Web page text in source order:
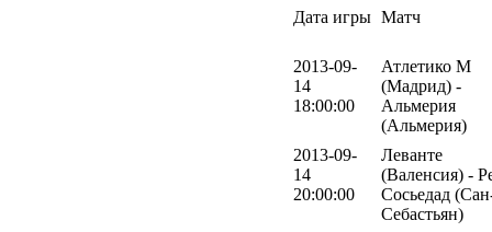
Дата игры Матч
2013-09-
14
18:00:00
Атлетико М
(Мадрид) -
Альмерия
(Альмерия)
2013-09-
14
20:00:00
Леванте
(Валенсия) -
Сосьедад
Себастьян)